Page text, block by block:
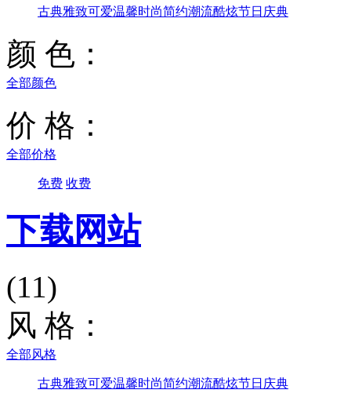
古典雅致可爱温馨时尚简约潮流酷炫节日庆典
颜 色：
全部颜色
价 格：
全部价格
免费 收费
下载网站
(11)
风 格：
全部风格
古典雅致可爱温馨时尚简约潮流酷炫节日庆典